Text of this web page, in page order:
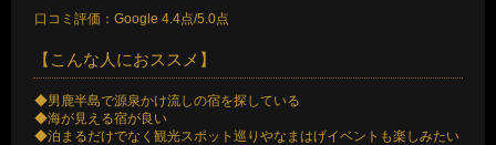
口コミ評価：Google 4.4点/5.0点
【こんな人におススメ】
◆男鹿半島で源泉かけ流しの宿を探している
◆海が見える宿が良い
◆泊まるだけでなく観光スポット巡りやなまはげイベントも楽しみたい